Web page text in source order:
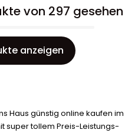
von 297 gesehen
anzeigen
Haus günstig online kaufen im
super tollem Preis-Leistungs-